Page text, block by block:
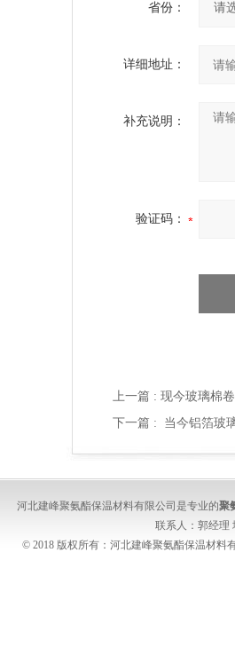
省份：
详细地址：
补充说明：
验证码：
上一篇 : 现今玻璃棉
下一篇 : 当今铝箔玻
河北建峰聚氨酯保温材料有限公司是专业的聚
联系人：郭经理
© 2018 版权所有：河北建峰聚氨酯保温材